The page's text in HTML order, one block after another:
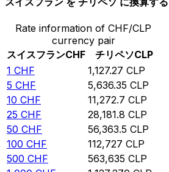
Rate information of CHF/CLP
currency pair
スイスフランCHF チリペソCLP
1 CHF 1,127.27 CLP
5 CHF 5,636.35 CLP
10 CHF 11,272.7 CLP
25 CHF 28,181.8 CLP
50 CHF 56,363.5 CLP
100 CHF 112,727 CLP
500 CHF 563,635 CLP